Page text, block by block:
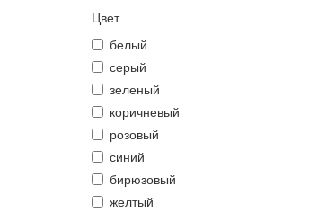
Цвет
белый
серый
зеленый
коричневый
розовый
синий
бирюзовый
желтый